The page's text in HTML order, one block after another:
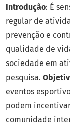
Introdução: É
regular de
prevenção e
qualidade de
sociedade em
pesquisa.
eventos
podem
comunidade